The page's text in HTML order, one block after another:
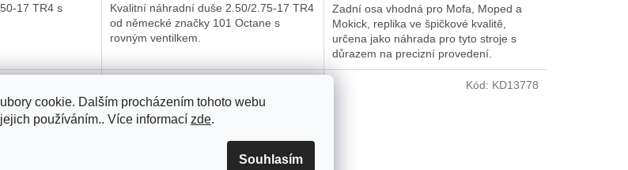
cookie. Dalším procházením tohoto webu
používáním.. Více informací zde.
Souhlasím
17 TR4 s
Kvalitní náhradní duše 2.50/2.75-17 TR4
od německé značky 101 Octane s
rovným ventilkem.
Zadní osa vhodná pro Mofa, Moped a
Mokick, replika ve špičkové kvalitě,
určena jako náhrada pro tyto stroje s
důrazem na precizní provedení.
Kód: KD13778